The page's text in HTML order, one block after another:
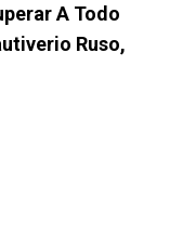
A Todo
Ruso,